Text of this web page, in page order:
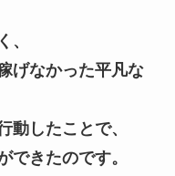
、
げなかった平凡な
動したことで、
できたのです。